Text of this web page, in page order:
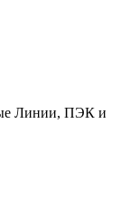
Линии, ПЭК и